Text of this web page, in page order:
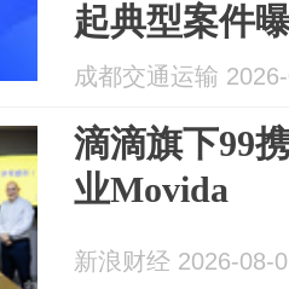
起典型案件
成都交通运输
滴滴旗下99
业Movida
新浪财经 2026-08-